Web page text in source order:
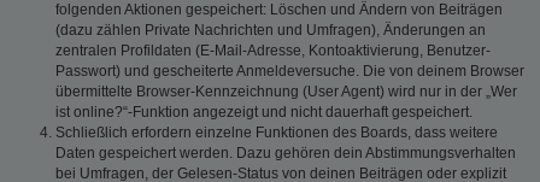
folgenden Aktionen gespeichert: Löschen und Ändern von Beiträgen
(dazu zählen Private Nachrichten und Umfragen), Änderungen an
zentralen Profildaten (E-Mail-Adresse, Kontoaktivierung, Benutzer-
Passwort) und gescheiterte Anmeldeversuche. Die von deinem Browser
übermittelte Browser-Kennzeichnung (User Agent) wird nur in der „Wer
ist online?“-Funktion angezeigt und nicht dauerhaft gespeichert.
Schließlich erfordern einzelne Funktionen des Boards, dass weitere
Daten gespeichert werden. Dazu gehören dein Abstimmungsverhalten
bei Umfragen, der Gelesen-Status von deinen Beiträgen oder explizit